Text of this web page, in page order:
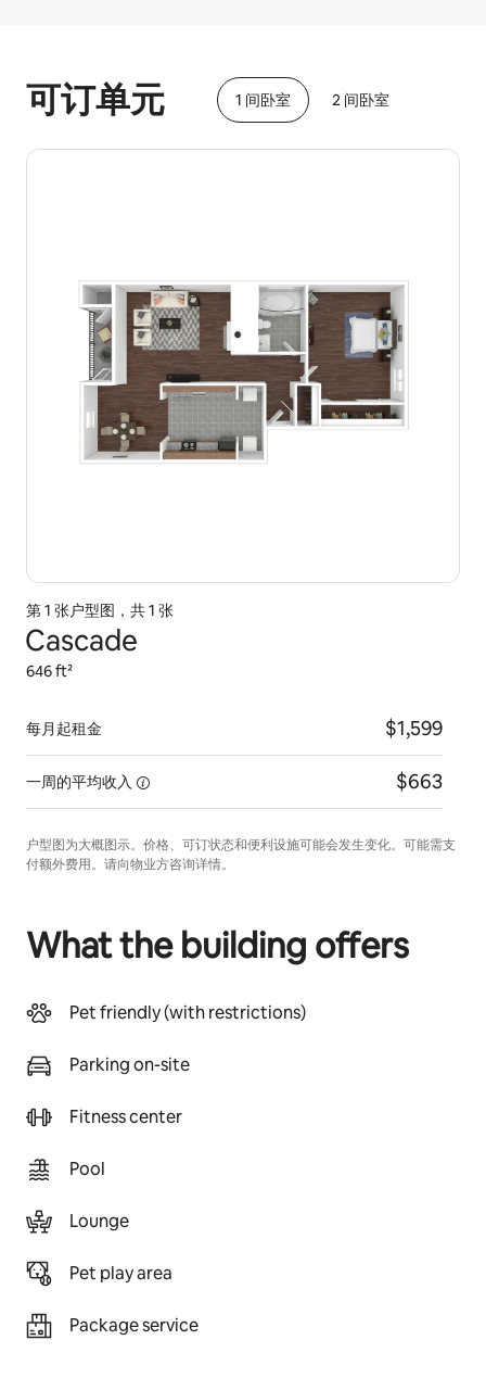
可订单元 1 间卧室 2 间卧室
第 1 张户型图，共 1 张
Cascade
646 ft²
每月起租金 $1,599
一周的平均收入 $663
户型图为大概图示。价格、可订状态和便利设施可能会发生变化。可能需支
付额外费用。请向物业方咨询详情。
What the building offers
Pet friendly (with restrictions)
Parking on-site
Fitness center
Pool
Lounge
Pet play area
Package service